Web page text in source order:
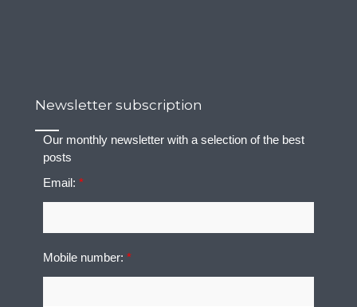
Newsletter subscription
Our monthly newsletter with a selection of the best
posts
Email:*
Mobile number:*